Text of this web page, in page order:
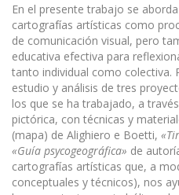
En el presente trabajo se
cartografías artísticas como
de comunicación visual, pero
educativa efectiva para
tanto individual como colectiva.
estudio y análisis de tres
los que se ha trabajado, a
pictórica, con técnicas y
(mapa) de Alighiero e Boetti, «
«Guía psycogeográfica» de
cartografías artísticas que, a
conceptuales y técnicos), nos